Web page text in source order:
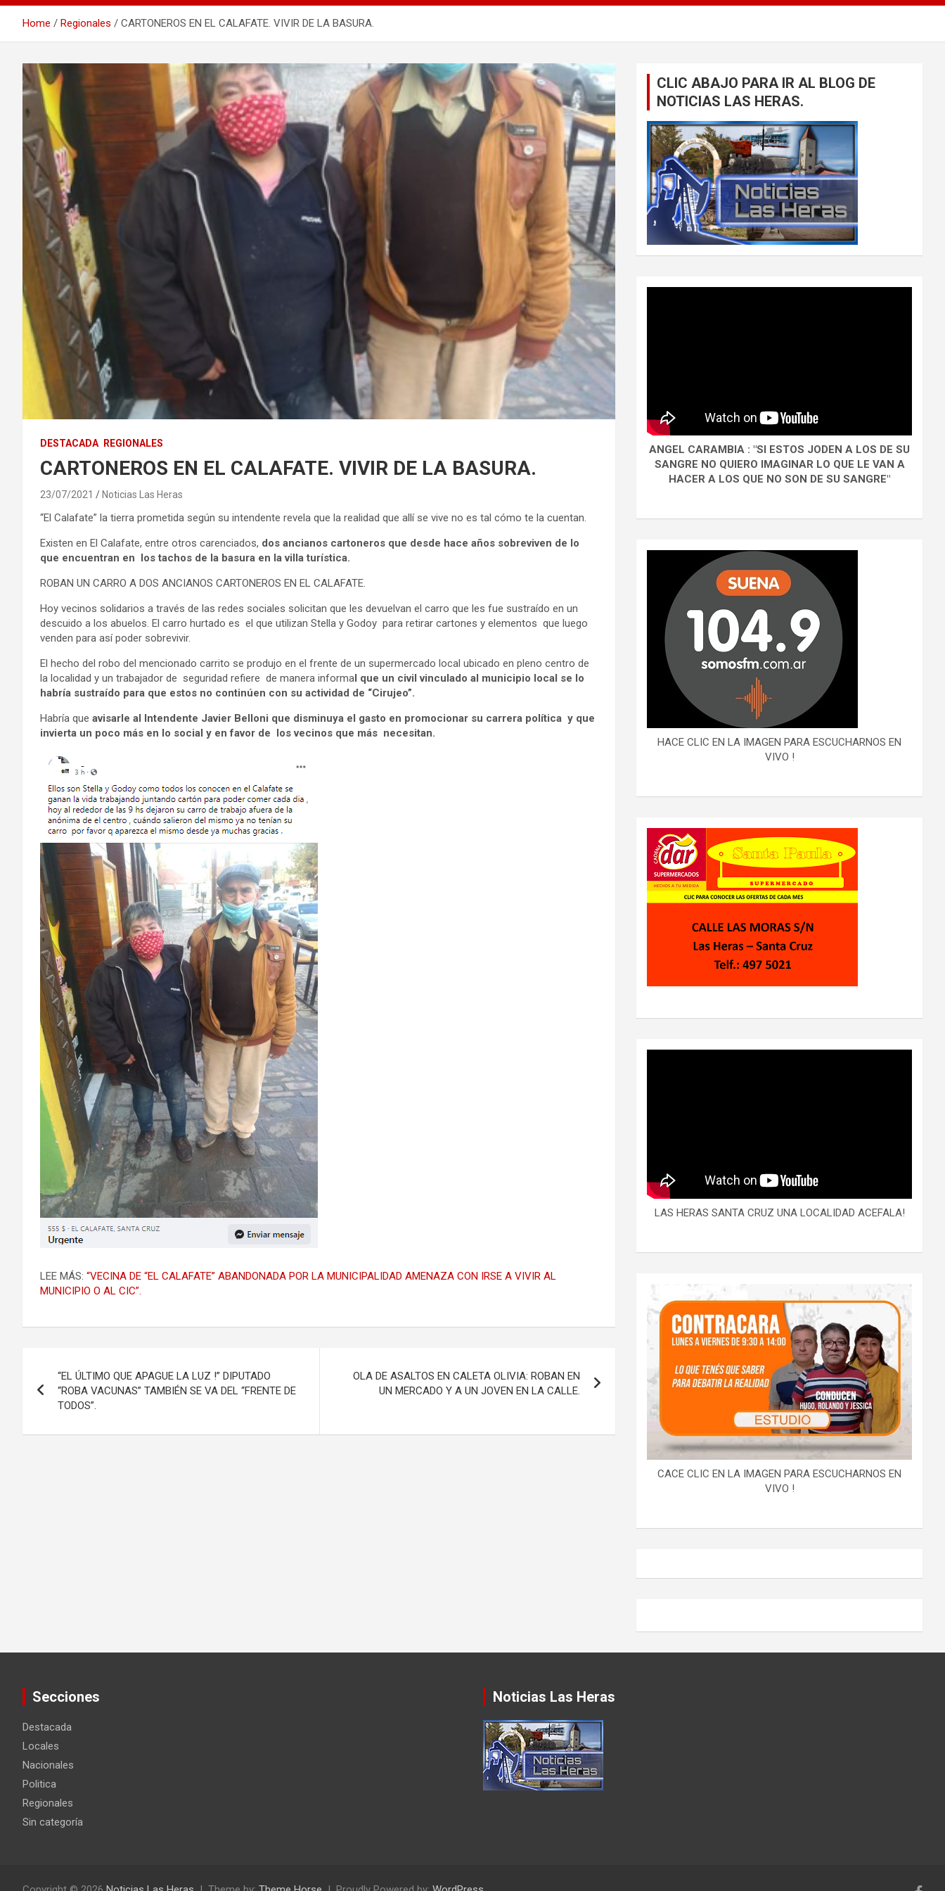
Home Regionales CARTONEROS EN EL CALAFATE. VIVIR DE LA BASURA.
DESTACADA REGIONALES
CARTONEROS EN EL CALAFATE. VIVIR DE LA BASURA.
23/07/2021 Noticias Las Heras
“El Calafate” la tierra prometida según su intendente revela que la realidad que allí se vive no es tal cómo te la cuentan.
Existen en El Calafate, entre otros carenciados, dos ancianos cartoneros que desde hace años sobreviven de lo
que encuentran en los tachos de la basura en la villa turística.
ROBAN UN CARRO A DOS ANCIANOS CARTONEROS EN EL CALAFATE.
Hoy vecinos solidarios a través de las redes sociales solicitan que les devuelvan el carro que les fue sustraído en un
descuido a los abuelos. El carro hurtado es el que utilizan Stella y Godoy para retirar cartones y elementos que luego
venden para así poder sobrevivir.
El hecho del robo del mencionado carrito se produjo en el frente de un supermercado local ubicado en pleno centro de
la localidad y un trabajador de seguridad refiere de manera informal que un civil vinculado al municipio local se lo
habría sustraído para que estos no continúen con su actividad de “Cirujeo”.
Habría que avisarle al Intendente Javier Belloni que disminuya el gasto en promocionar su carrera política y que
invierta un poco más en lo social y en favor de los vecinos que más necesitan.
LEE MÁS: “VECINA DE “EL CALAFATE” ABANDONADA POR LA MUNICIPALIDAD AMENAZA CON IRSE A VIVIR AL
MUNICIPIO O AL CIC”.
de
“EL ÚLTIMO QUE APAGUE LA LUZ !” DIPUTADO
“ROBA VACUNAS” TAMBIÉN SE VA DEL “FRENTE DE
TODOS”.
OLA DE ASALTOS EN CALETA OLIVIA: ROBAN EN
UN MERCADO Y A UN JOVEN EN LA CALLE.
CLIC ABAJO PARA IR AL BLOG DE
NOTICIAS LAS HERAS.
ANGEL CARAMBIA : "SI ESTOS JODEN A LOS DE SU
SANGRE NO QUIERO IMAGINAR LO QUE LE VAN A
HACER A LOS QUE NO SON DE SU SANGRE"
HACE CLIC EN LA IMAGEN PARA ESCUCHARNOS EN
VIVO !
LAS HERAS SANTA CRUZ UNA LOCALIDAD ACEFALA!
CACE CLIC EN LA IMAGEN PARA ESCUCHARNOS EN
VIVO !
Secciones
Destacada
Locales
Nacionales
Politica
Regionales
Sin categoría
Noticias Las Heras